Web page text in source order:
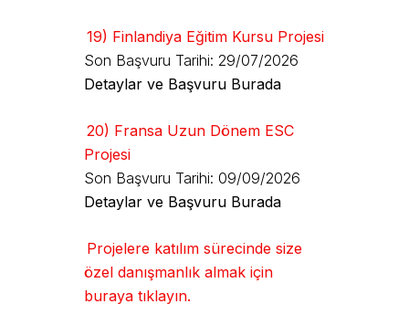
19) Finlandiya Eğitim Kursu Projesi
Son Başvuru Tarihi: 29/07/2026
Detaylar ve Başvuru Burada
20) Fransa Uzun Dönem ESC
Projesi
Son Başvuru Tarihi: 09/09/2026
Detaylar ve Başvuru Burada
Projelere katılım sürecinde size
özel danışmanlık almak için
buraya tıklayın.